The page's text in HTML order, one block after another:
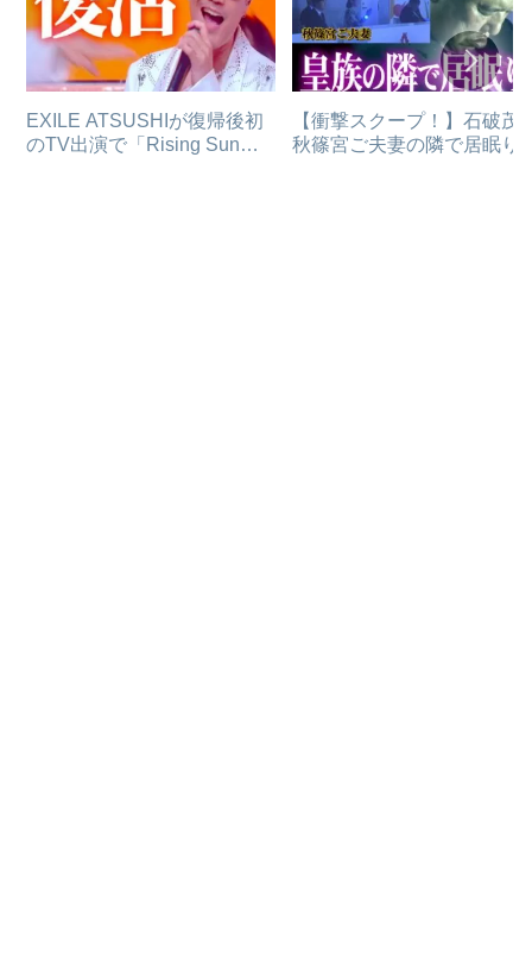
EXILE ATSUSHIが復帰後初
のTV出演で「Rising Sun」
【衝撃スクープ！】石破茂
秋篠宮ご夫妻の隣で居眠り